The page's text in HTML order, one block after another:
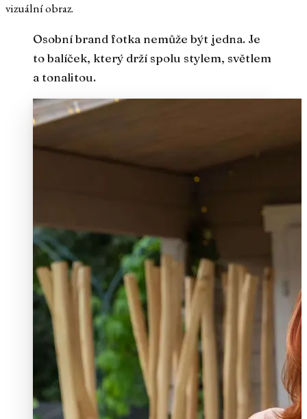
vizuální obraz.
Osobní brand fotka nemůže být jedna. Je
to balíček, který drží spolu stylem, světlem
a tonalitou.